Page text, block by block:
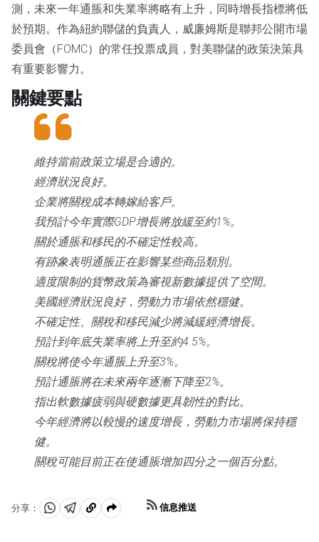
測，未來一年通脹和失業率將略有上升，同時增長指標將低
於預期。作為紐約聯儲的負責人，威廉姆斯是聯邦公開市場
委員會（FOMC）的常任投票成員，對美聯儲的政策決策具
有重要影響力。
關鍵要點
維持當前政策立場是合適的。
經濟狀況良好。
企業將關稅成本轉嫁給客戶。
我預計今年實際GDP增長將放緩至約1%。
關於通脹和移民的不確定性較高。
有跡象表明通脹正在影響某些商品類別。
適度限制的貨幣政策為審視新數據提供了空間。
美國經濟狀況良好，勞動力市場依然穩健。
不確定性、關稅和移民減少將減緩經濟增長。
預計到年底失業率將上升至約4.5%。
關稅將使今年通脹上升至3%。
預計通脹將在未來兩年逐漸下降至2%。
指出軟數據疲弱與硬數據更具韌性的對比。
今年經濟將以較慢的速度增長，勞動力市場將保持穩
健。
關稅可能目前正在使通脹增加四分之一個百分點。
分享：
分 分 複
信息推送